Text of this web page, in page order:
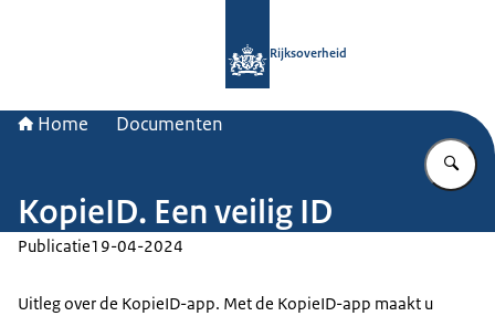
Rijksoverheid
Home Documenten
KopieID. Een veilig ID
Publicatie19-04-2024
Uitleg over de KopieID-app. Met de KopieID-app maakt u